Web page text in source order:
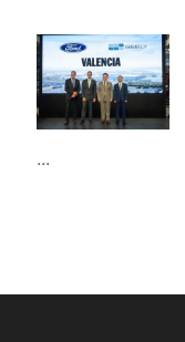
...